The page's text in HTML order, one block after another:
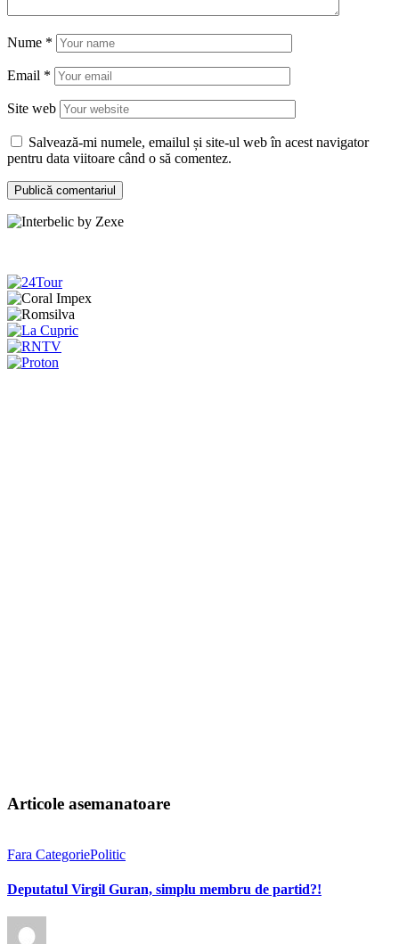
Nume *
Email *
Site web
Salvează-mi numele, emailul și site-ul web în acest navigator
pentru data viitoare când o să comentez.
Articole asemanatoare
Fara CategoriePolitic
Deputatul Virgil Guran, simplu membru de partid?!